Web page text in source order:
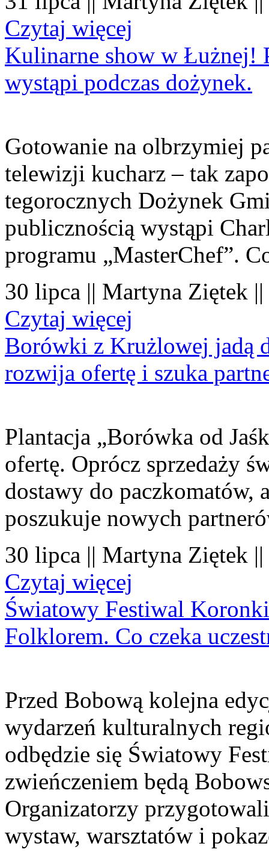
Czytaj więcej
Kulinarne show w Łużnej!
wystąpi podczas dożynek.
Gotowanie na olbrzymiej
telewizji kucharz – tak
tegorocznych Dożynek
publicznością wystąpi
programu „MasterChef”.
30 lipca || Martyna Ziętek
Czytaj więcej
Borówki z Krużlowej jadą
rozwija ofertę i szuka
Plantacja „Borówka od
ofertę. Oprócz sprzedaży
dostawy do paczkomatów,
poszukuje nowych
30 lipca || Martyna Ziętek
Czytaj więcej
Światowy Festiwal
Folklorem. Co czeka
Przed Bobową kolejna
wydarzeń kulturalnych
odbędzie się Światowy
zwieńczeniem będą
Organizatorzy
wystaw, warsztatów i